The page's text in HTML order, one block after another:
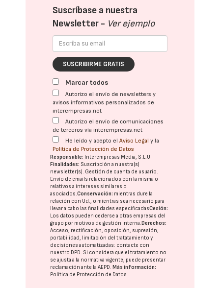
Suscríbase a nuestra
Newsletter - Ver ejemplo
SUSCRIBIRME GRATIS
Marcar todos
Autorizo el envío de newsletters y
avisos informativos personalizados de
interempresas.net
Autorizo el envío de comunicaciones
de terceros vía interempresas.net
He leído y acepto elAviso Legal y la
Política de Protección de Datos
Responsable: Interempresas Media, S.L.U.
Finalidades: Suscripción a nuestra(s)
newsletter(s). Gestión de cuenta de usuario.
Envío de emails relacionados con la misma o
relativos a intereses similares o
asociados.Conservación: mientras dure la
relación con Ud., o mientras sea necesario para
llevar a cabo las finalidades especificadasCesión:
Los datos pueden cederse a otras empresas del
grupo por motivos de gestión interna.Derechos:
Acceso, rectificación, oposición, supresión,
portabilidad, limitación del tratatamiento y
decisiones automatizadas: contacte con
nuestro DPD. Si considera que el tratamiento no
se ajusta a la normativa vigente, puede presentar
reclamación ante laAEPD.Más información:
Política de Protección de Datos